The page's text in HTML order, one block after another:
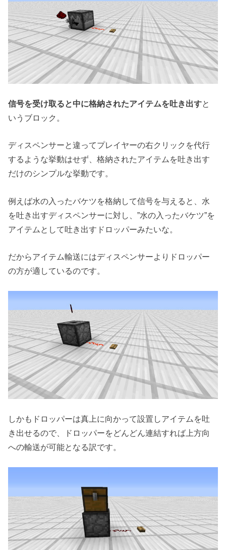
信号を受け取ると中に格納されたアイテムを吐き出すと
いうブロック。
ディスペンサーと違ってプレイヤーの右クリックを代行
するような挙動はせず、格納されたアイテムを吐き出す
だけのシンプルな挙動です。
例えば水の入ったバケツを格納して信号を与えると、水
を吐き出すディスペンサーに対し、”水の入ったバケツ”を
アイテムとして吐き出すドロッパーみたいな。
だからアイテム輸送にはディスペンサーよりドロッパー
の方が適しているのです。
しかもドロッパーは真上に向かって設置しアイテムを吐
き出せるので、ドロッパーをどんどん連結すれば上方向
への輸送が可能となる訳です。